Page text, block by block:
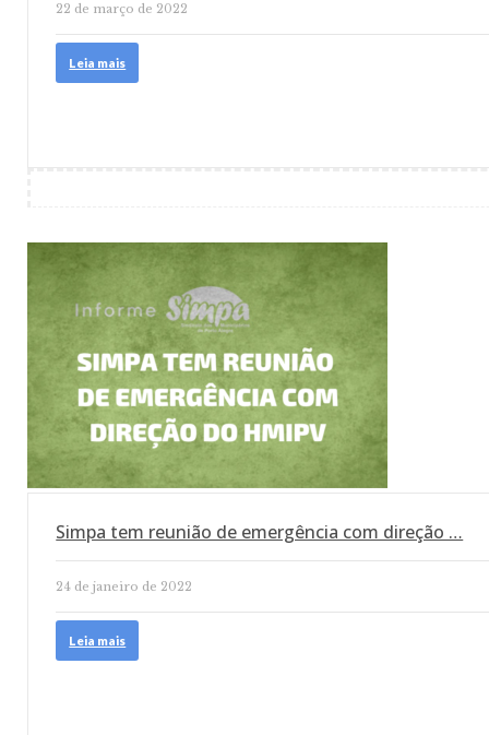
22 de março de 2022
Leia mais
Simpa tem reunião de emergência com direção …
24 de janeiro de 2022
Leia mais